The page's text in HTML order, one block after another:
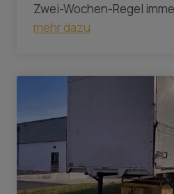
Zwei-Wochen-Regel
mehr dazu